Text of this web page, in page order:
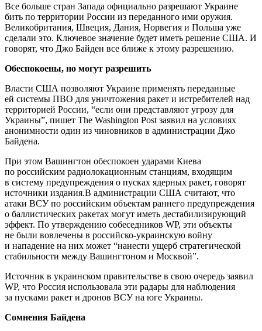
Все больше стран Запада официально разрешают Украине
бить по территории России из переданного ими оружия.
Великобритания, Швеция, Дания, Норвегия и Польша уже
сделали это. Ключевое значение будет иметь решение США. И
говорят, что Джо Байден все ближе к этому разрешению.
Обеспокоены, но могут разрешить
Власти США позволяют Украине применять переданные
ей системы ПВО для уничтожения ракет и истребителей над
территорией России, “если они представляют угрозу для
Украины”, пишет The Washington Post заявил на условиях
анонимности один из чиновников в администрации Джо
Байдена.
При этом Вашингтон обеспокоен ударами Киева
по российским радиолокационным станциям, входящим
в систему предупреждения о пусках ядерных ракет, говорят
источники издания.В администрации США считают, что
атаки ВСУ по российским объектам раннего предупреждения
о баллистических ракетах могут иметь дестабилизирующий
эффект. По утверждению собеседников WP, эти объекты
не были вовлечены в российско-украинскую войну
и нападение на них может “нанести ущерб стратегической
стабильности между Вашингтоном и Москвой”.
Источник в украинском правительстве в свою очередь заявил
WP, что Россия использовала эти радары для наблюдения
за пусками ракет и дронов ВСУ на юге Украины.
Сомнения Байдена